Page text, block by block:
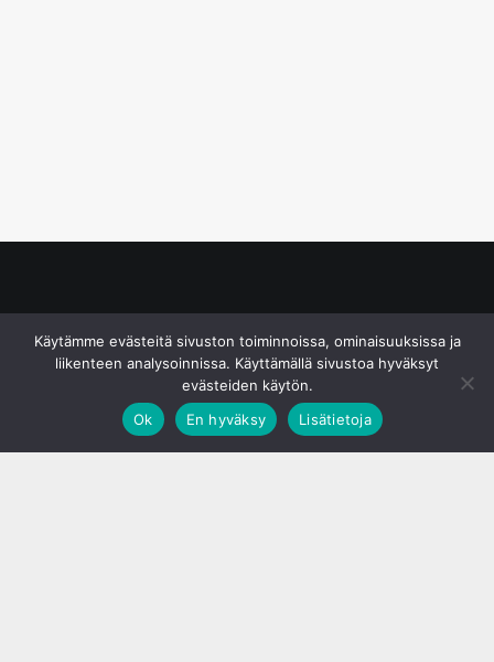
Käytämme evästeitä sivuston toiminnoissa, ominaisuuksissa ja
liikenteen analysoinnissa. Käyttämällä sivustoa hyväksyt
evästeiden käytön.
Ok
En hyväksy Lisätietoja